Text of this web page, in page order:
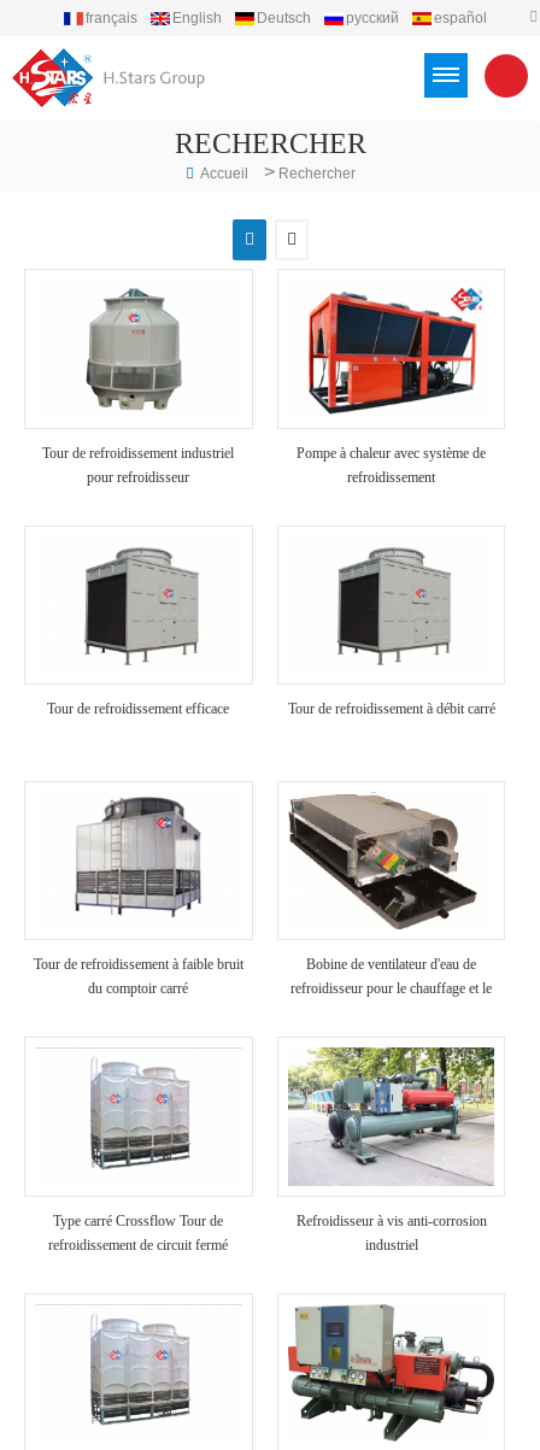
français English Deutsch русский
español
RECHERCHER
Accueil > Rechercher
Tour de refroidissement industriel
pour refroidisseur
Pompe à chaleur avec système de
refroidissement
Tour de refroidissement efficace Tour de refroidissement à débit carré
Tour de refroidissement à faible bruit
du comptoir carré
Bobine de ventilateur d'eau de
refroidisseur pour le chauffage et le
Type carré Crossflow Tour de
refroidissement de circuit fermé
Refroidisseur à vis anti-corrosion
industriel